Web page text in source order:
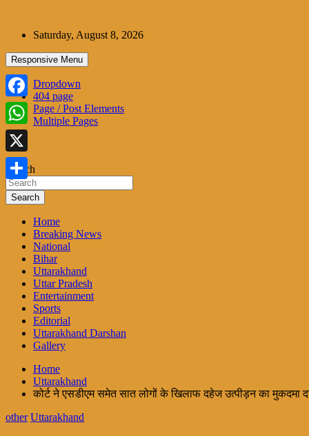
contentSaturday, August 8, 2026
Responsive Menu
Dropdown
404 page
Page / Post Elements
Multiple Pages
Search
Search
Home
Breaking News
National
Bihar
Uttarakhand
Uttar Pradesh
Entertainment
Sports
Editorial
Uttarakhand Darshan
Gallery
Home
Uttarakhand
कोर्ट ने एसडीएम समेत सात लोगों के खिलाफ दहेज उत्पीड़न का मुकदमा
other Uttarakhand
Facebook
WhatsApp
X
Share